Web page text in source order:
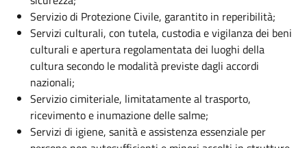
Servizio di Protezione Civile, garantito in reperibilità;
Servizi culturali, con tutela, custodia e vigilanza dei beni
culturali e apertura regolamentata dei luoghi della
cultura secondo le modalità previste dagli accordi
nazionali;
Servizio cimiteriale, limitatamente al trasporto,
ricevimento e inumazione delle salme;
Servizi di igiene, sanità e assistenza essenziale per